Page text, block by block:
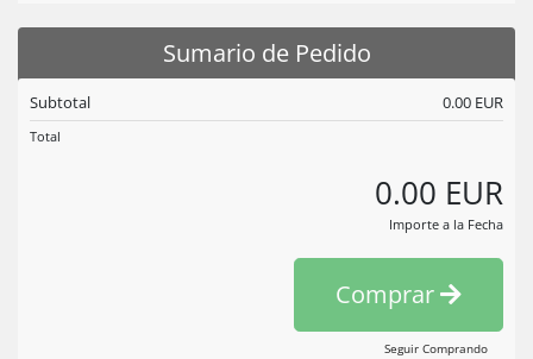
Sumario de Pedido
Subtotal 0.00 EUR
Total
0.00 EUR
Importe a la Fecha
Comprar
Seguir Comprando